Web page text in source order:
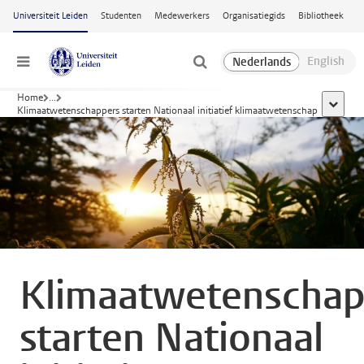
Ga naar hoofdinhoud
Universiteit Leiden Studenten Medewerkers Organisatiegids Bibliotheek
Menu
Home ...
Klimaatwetenschappers starten Nationaal initiatief klimaatwetenschap
toon
starten Nationaal